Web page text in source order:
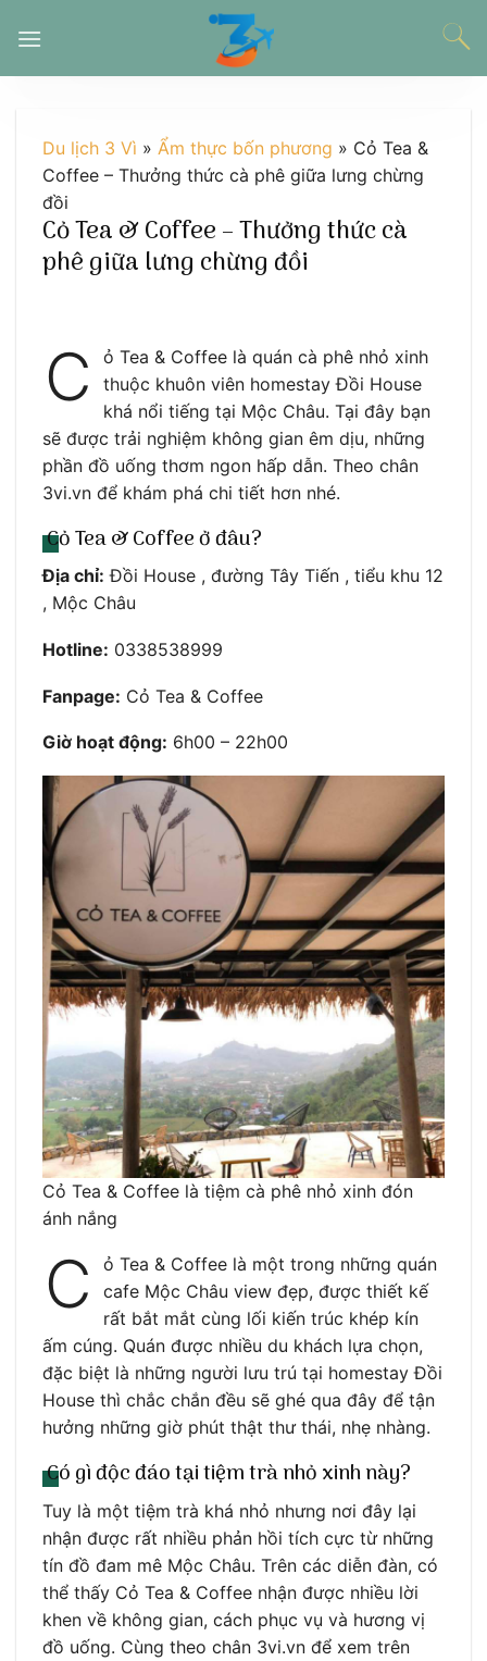
đến
Du lịch 3 Vì » Ẩm thực bốn phương » Cỏ Tea &
Coffee – Thưởng thức cà phê giữa lưng chừng
đồi
Cỏ Tea & Coffee – Thưởng thức cà
phê giữa lưng chừng đồi
C
ỏ Tea & Coffee là quán cà phê nhỏ xinh
thuộc khuôn viên homestay Đồi House
khá nổi tiếng tại Mộc Châu. Tại đây bạn
sẽ được trải nghiệm không gian êm dịu, những
phần đồ uống thơm ngon hấp dẫn. Theo chân
3vi.vn để khám phá chi tiết hơn nhé.
Cỏ Tea & Coffee ở đâu?
Địa chỉ: Đồi House , đường Tây Tiến , tiểu khu 12
, Mộc Châu
Hotline: 0338538999
Fanpage: Cỏ Tea & Coffee
Giờ hoạt động: 6h00 – 22h00
Cỏ Tea & Coffee là tiệm cà phê nhỏ xinh đón
ánh nắng
C
ỏ Tea & Coffee là một trong những quán
cafe Mộc Châu view đẹp, được thiết kế
rất bắt mắt cùng lối kiến trúc khép kín
ấm cúng. Quán được nhiều du khách lựa chọn,
đặc biệt là những người lưu trú tại homestay Đồi
House thì chắc chắn đều sẽ ghé qua đây để tận
hưởng những giờ phút thật thư thái, nhẹ nhàng.
Có gì độc đáo tại tiệm trà nhỏ xinh này?
Tuy là một tiệm trà khá nhỏ nhưng nơi đây lại
nhận được rất nhiều phản hồi tích cực từ những
tín đồ đam mê Mộc Châu. Trên các diễn đàn, có
thể thấy Cỏ Tea & Coffee nhận được nhiều lời
khen về không gian, cách phục vụ và hương vị
đồ uống. Cùng theo chân 3vi.vn để xem trên